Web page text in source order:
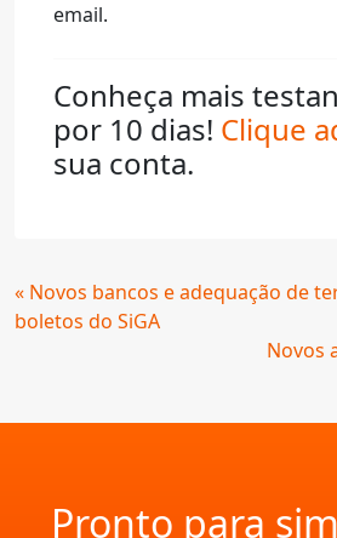
email.
Conheça mais
por 10 dias! Clique
sua conta.
Continue
Lendo
« Novos bancos e adequação de
boletos do SiGA
Novos
Pronto para